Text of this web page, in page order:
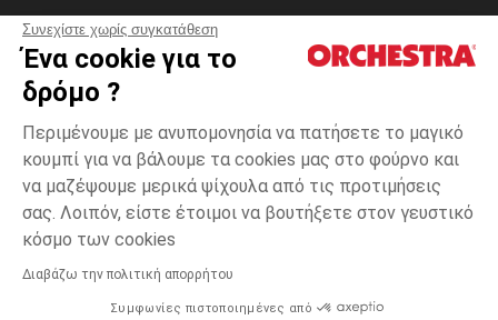
Συνεχίστε χωρίς συγκατάθεση
Ένα cookie για το
δρόμο ?
Περιμένουμε με ανυπομονησία να πατήσετε το μαγικό
κουμπί για να βάλουμε τα cookies μας στο φούρνο και
να μαζέψουμε μερικά ψίχουλα από τις προτιμήσεις
σας. Λοιπόν, είστε έτοιμοι να βουτήξετε στον γευστικό
κόσμο των cookies
Διαβάζω την πολιτική απορρήτου
Συμφωνίες πιστοποιημένες από
Πράσινο
1
Δυνατότητα πληρωμής με
Γενικοί 'Οροι Πώλησης
*Εμπορικες προσφορες
Προσωπικά δεδομένα
Διαχείρηση των cookies
Προσβασιμότητα: μη συμμορφούμενη
H Orchestra συμμετέχει στον κωδικά δεοντολογίας και στο σύστημα
μεσολάβησης της Γαλλικής Ομοσπονδίας Ηλεκτρονικού Εμπορίου.